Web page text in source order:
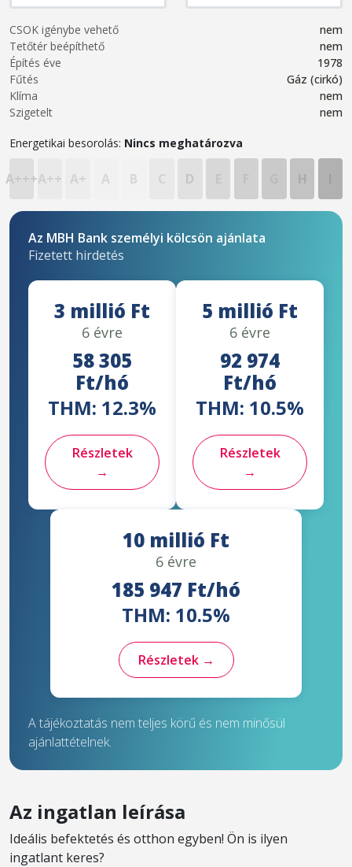
CSOK igénybe vehető
nem
Tetőtér beépíthető
nem
Építés éve
1978
Fűtés
Gáz (cirkó)
Klíma
nem
Szigetelt
nem
Energetikai besorolás: Nincs meghatározva
A+++A++ A+ A B C D
Az MBH Bank személyi kölcsön ajánlata
Fizetett hirdetés
3 millió Ft
6 évre
58 305
Ft/hó
THM: 12.3%
Részletek
→
5 millió Ft
6 évre
92 974
Ft/hó
THM: 10.5%
Részletek
→
10 millió Ft
6 évre
185 947 Ft/hó
THM: 10.5%
Részletek →
A tájékoztatás nem teljes körű és nem minősül
ajánlattételnek.
Az ingatlan leírása
Ideális befektetés és otthon egyben! Ön is ilyen
ingatlant keres?